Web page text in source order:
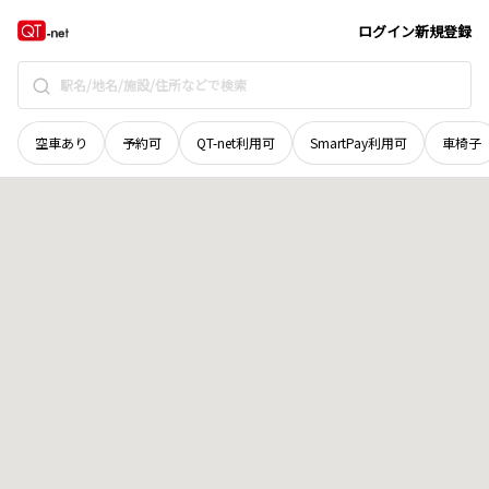
ログイン新規登録
空車あり 予約可 QT-net利用可 SmartPay利用可 車椅子
福井県